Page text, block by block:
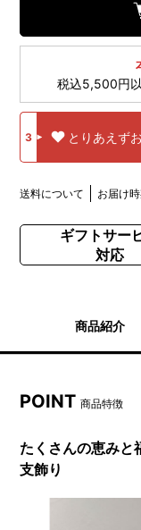
税込5,500円
3 とりあえず
送料について お届け
ギフトサー
対応
商品紹介
POINT商品特徴
たくさんの恵み
支飾り